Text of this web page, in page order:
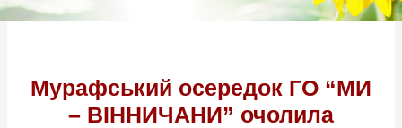
Мурафський осередок ГО “МИ
– ВІННИЧАНИ” очолила